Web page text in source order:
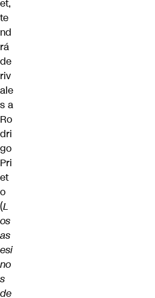
et,
te
nd
rá
de
riv
ale
s a
Ro
dri
go
Pri
et
o
(L
os
as
esi
no
s
de